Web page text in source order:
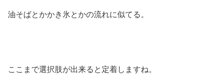
油そばとかかき氷とかの流れに似てる。
ここまで選択肢が出来ると定着しますね。